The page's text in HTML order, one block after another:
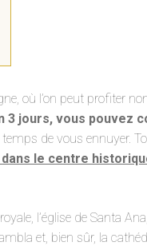
où l’on peut profiter
3 jours, vous pouvez
de vous ennuyer.
le centre
l’église de Santa
et, bien sûr, la